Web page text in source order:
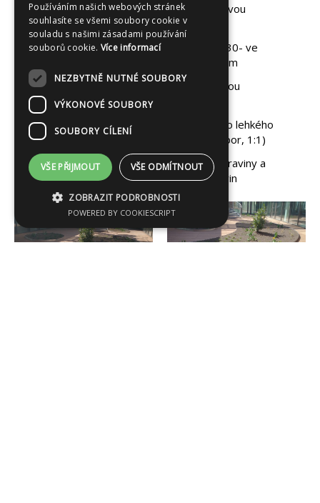
drenážní vrstva - Aquadesk 30- ve dvou
vrstvách na sobě, celkem 60 mm
hydroakumulační vrstva - Aquadesk 30- ve
dvou vrstvách na sobě, celkem 60 mm
filtrační vrstva - Aquadesk 30- ve dvou
vrstvách na sobě, celkem 60 mm
vegetační vrstva - 26 cm intenzivního lehkého
substrátu (Agro CS Profi : drcený liapor, 1:1)
vegetace - stálozené keře, vysoké traviny a
smíšený záhon trvalek, trav a cibulovin
Používáním našich webových stránek
souhlasíte se všemi soubory cookie v
souladu s našimi zásadami používání
souborů cookie. Více informací
NEZBYTNĚ NUTNÉ SOUBORY
VÝKONOVÉ SOUBORY
SOUBORY CÍLENÍ
VŠE PŘIJMOUT VŠE ODMÍTNOUT
ZOBRAZIT PODROBNOSTI
POWERED BY COOKIESCRIPT